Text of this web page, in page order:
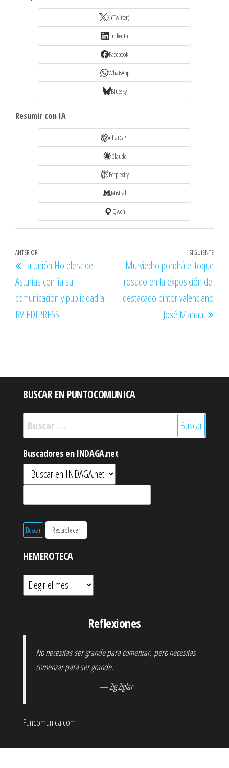
X (Twitter)
LinkedIn
Facebook
WhatsApp
Bluesky
Resumir con IA
ChatGPT
Claude
Perplexity
Mistral
Qwen
Navegación
de
entradas
Entrada
anterior
ANTERIOR
La Unión Hotelera de
Asturias confía su
comunicación y publicidad a
RV EDIPRESS
SIGUIENTE
Murviedro pondrá el toque
rosado en la exposición del
destacado pintor valenciano
José Manaut
BUSCAR EN PUNTOCOMUNICA
Buscar:
Buscadores en INDAGA.net
HEMEROTECA
Hemeroteca
Reflexiones
No necesitas ser grande para comenzar, pero necesitas
comenzar para ser grande.
— Zig Ziglar
Puncomunica.com